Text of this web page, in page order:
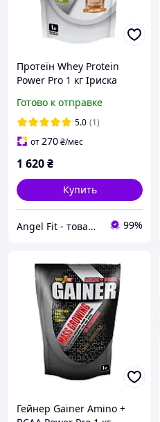
Протеїн Whey Protein
Power Pro 1 кг Іриска
Готово к отправке
5.0 (1)
от270₴/мес
1 620₴
Купить
Angel Fit - товари для здоров'я, спорту та активного життя 99%
Гейнер Gainer Amino +